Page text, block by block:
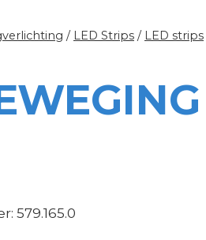
/ LED Strips / LED strips
579.165.0